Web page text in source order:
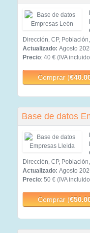
Dirección, CP,
Actualizado: Agosto
Precio: 40 € (IVA
Comprar (
Base de datos
Dirección, CP,
Actualizado: Agosto
Precio: 50 € (IVA
Comprar (